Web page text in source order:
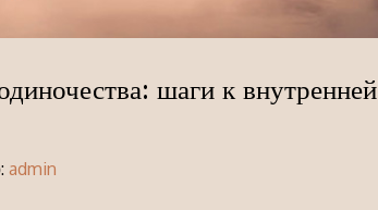
шаги к внутренней
admin